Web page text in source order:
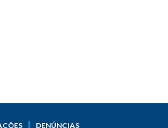
DENÚNCIAS